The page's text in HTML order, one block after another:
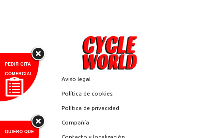
Descubre la respuesta mientras intentas domarlas.
QUIERO QUE
PEDIR CITA
COMERCIAL
Aviso legal
Política de cookies
Política de privacidad
Compañía